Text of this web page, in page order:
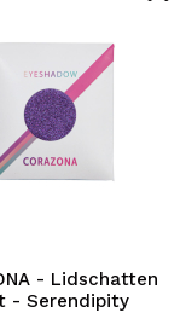
- Lidschatten
- Serendipity